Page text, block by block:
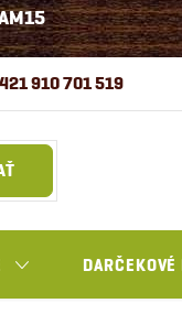
910 701 519